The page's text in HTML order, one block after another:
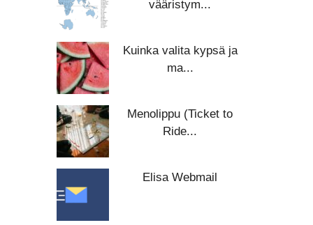
vääristym...
Kuinka valita kypsä ja
ma...
Menolippu (Ticket to
Ride...
Elisa Webmail